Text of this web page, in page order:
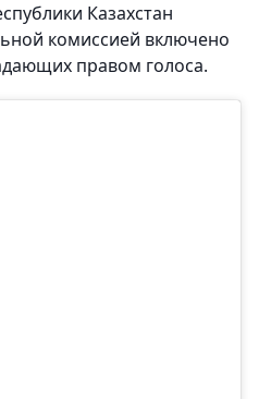
Казахстан
комиссией включено
правом голоса.